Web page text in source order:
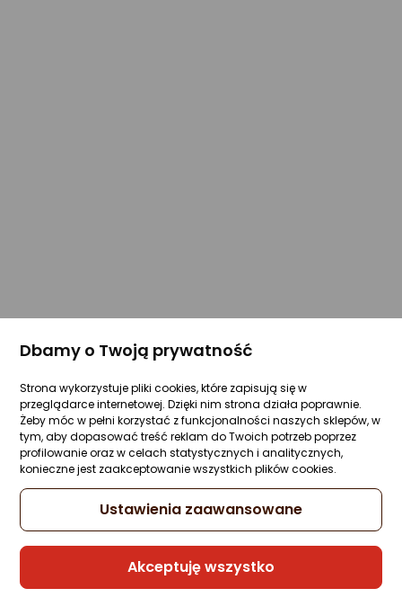
Dbamy o Twoją prywatność
Strona wykorzystuje pliki cookies, które zapisują się w
przeglądarce internetowej. Dzięki nim strona działa poprawnie.
Żeby móc w pełni korzystać z funkcjonalności naszych sklepów, w
tym, aby dopasować treść reklam do Twoich potrzeb poprzez
profilowanie oraz w celach statystycznych i analitycznych,
konieczne jest zaakceptowanie wszystkich plików cookies.
Ustawienia zaawansowane
Akceptuję wszystko